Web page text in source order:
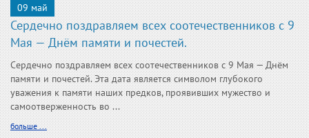
09 май
Сердечно поздравляем всех соотечественников с 9
Мая — Днём памяти и почестей.
Сердечно поздравляем всех соотечественников с 9 Мая — Днём
памяти и почестей. Эта дата является символом глубокого
уважения к памяти наших предков, проявивших мужество и
самоотверженность во ...
больше ...